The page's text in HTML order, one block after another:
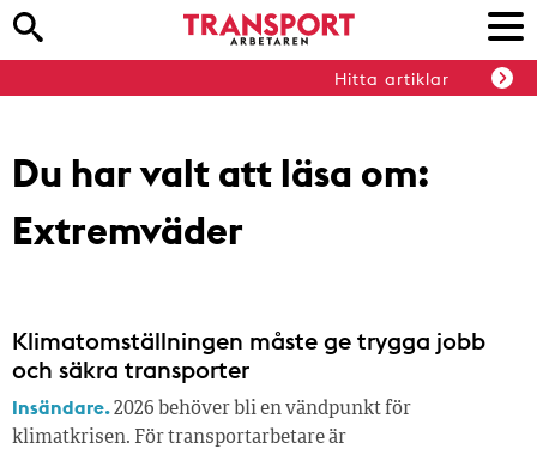
Hitta artiklar
Du har valt att läsa om:
Extremväder
Klimatomställningen måste ge trygga jobb
och säkra transporter
Insändare.2026 behöver bli en vändpunkt för
klimatkrisen. För transportarbetare är